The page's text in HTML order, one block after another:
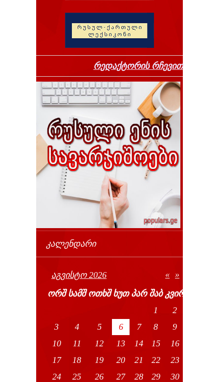
რედაქტორის რჩევით
ᲙᲐᲚᲔᲜᲓᲐᲠᲘ
«
ᲐᲒᲕᲘᲡᲢᲝ 2026
»
ᲝᲠᲨ ᲡᲐᲛᲨ ᲝᲗᲮᲨ ᲮᲣᲗ ᲞᲐᲠ ᲨᲐᲑ ᲙᲕᲘᲠ
1
2
3
4 5 6 7 8
9
10
11 12 13 14 15
16
17
18 19 20 21 22
23
24
25 26 27 28 29
30